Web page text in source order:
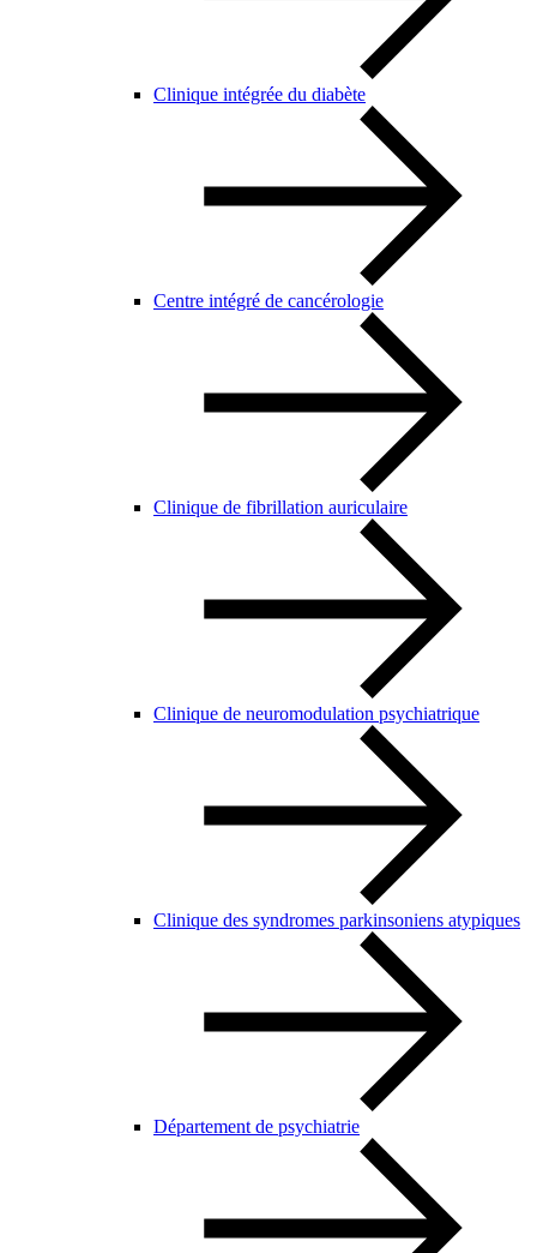
Clinique intégrée du diabète
Centre intégré de cancérologie
Clinique de fibrillation auriculaire
Clinique de neuromodulation psychiatrique
Clinique des syndromes parkinsoniens atypiques
Département de psychiatrie